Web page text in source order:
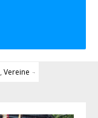
, Vereine